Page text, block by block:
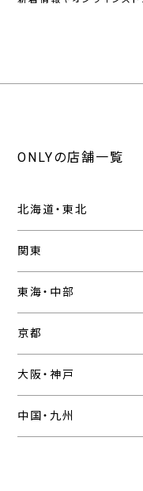
ONLYの店舗一覧
北海道・東北
関東
東海・中部
京都
大阪・神戸
中国・九州